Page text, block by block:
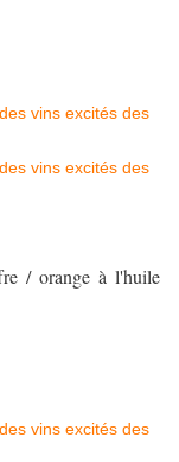
/ orange à l'huile